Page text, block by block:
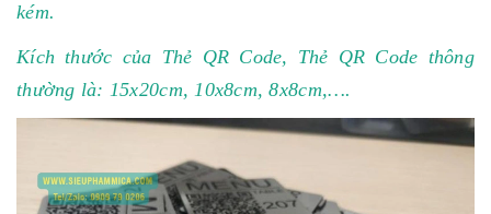
kém.
Kích thước của Thẻ QR Code, Thẻ QR Code thông
thường là: 15x20cm, 10x8cm, 8x8cm,….